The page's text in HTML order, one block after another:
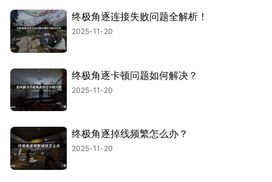
终极角逐连接失败问题全解析！
2025-11-20
终极角逐卡顿问题如何解决？
2025-11-20
终极角逐掉线频繁怎么办？
2025-11-20